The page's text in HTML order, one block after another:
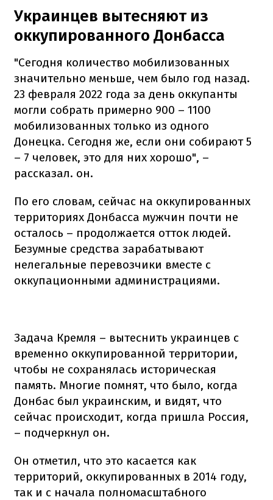
Украинцев вытесняют из
оккупированного Донбасса
"Сегодня количество мобилизованных
значительно меньше, чем было год назад.
23 февраля 2022 года за день оккупанты
могли собрать примерно 900 – 1100
мобилизованных только из одного
Донецка. Сегодня же, если они собирают 5
– 7 человек, это для них хорошо", –
рассказал. он.
По его словам, сейчас на оккупированных
территориях Донбасса мужчин почти не
осталось – продолжается отток людей.
Безумные средства зарабатывают
нелегальные перевозчики вместе с
оккупационными администрациями.
Задача Кремля – вытеснить украинцев с
временно оккупированной территории,
чтобы не сохранялась историческая
память. Многие помнят, что было, когда
Донбас был украинским, и видят, что
сейчас происходит, когда пришла Россия,
– подчеркнул он.
Он отметил, что это касается как
территорий, оккупированных в 2014 году,
так и с начала полномасштабного